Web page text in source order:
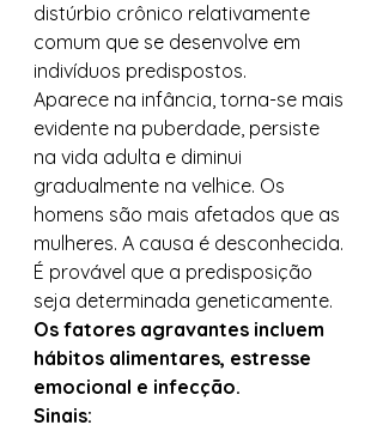
distúrbio crônico relativamente
comum que se desenvolve em
indivíduos predispostos.
Aparece na infância, torna-se mais
evidente na puberdade, persiste
na vida adulta e diminui
gradualmente na velhice. Os
homens são mais afetados que as
mulheres. A causa é desconhecida.
É provável que a predisposição
seja determinada geneticamente.
Os fatores agravantes incluem
hábitos alimentares, estresse
emocional e infecção.
Sinais: